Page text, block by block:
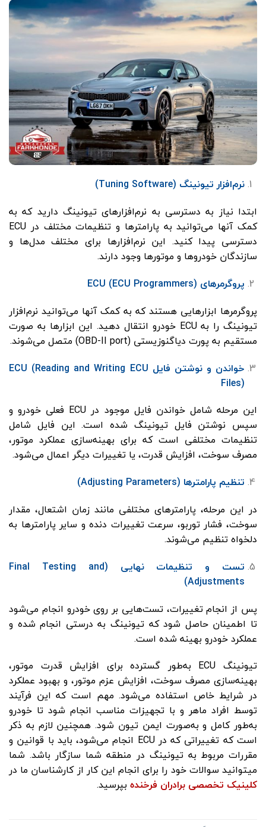
نرم‌افزار تیونینگ (Tuning Software)
ابتدا نیاز به دسترسی به نرم‌افزارهای تیونینگ دارید که به
کمک آنها می‌توانید به پارامترها و تنظیمات مختلف در ECU
دسترسی پیدا کنید. این نرم‌افزارها برای مختلف مدل‌ها و
سازندگان خودروها و موتورها وجود دارند.
پروگرمرهای ECU (ECU Programmers)
پروگرمرها ابزارهایی هستند که به کمک آنها می‌توانید نرم‌افزار
تیونینگ را به ECU خودرو انتقال دهید. این ابزارها به صورت
مستقیم به پورت دیاگنوزیستی (OBD-II port) متصل می‌شوند.
خواندن و نوشتن فایل ECU (Reading and Writing ECU
Files)
این مرحله شامل خواندن فایل موجود در ECU فعلی خودرو و
سپس نوشتن فایل تیونینگ شده است. این فایل شامل
تنظیمات مختلفی است که برای بهینه‌سازی عملکرد موتور،
مصرف سوخت، افزایش قدرت، یا تغییرات دیگر اعمال می‌شود.
تنظیم پارامترها (Adjusting Parameters)
در این مرحله، پارامترهای مختلفی مانند زمان اشتعال، مقدار
سوخت، فشار توربو، سرعت تغییرات دنده و سایر پارامترها به
دلخواه تنظیم می‌شوند.
تست و تنظیمات نهایی (Final Testing and
Adjustments)
پس از انجام تغییرات، تست‌هایی بر روی خودرو انجام می‌شود
تا اطمینان حاصل شود که تیونینگ به درستی انجام شده و
عملکرد خودرو بهینه شده است.
تیونینگ ECU به‌طور گسترده برای افزایش قدرت موتور،
بهینه‌سازی مصرف سوخت، افزایش عزم موتور، و بهبود عملکرد
در شرایط خاص استفاده می‌شود. مهم است که این فرآیند
توسط افراد ماهر و با تجهیزات مناسب انجام شود تا خودرو
به‌طور کامل و به‌صورت ایمن تیون شود. همچنین لازم به ذکر
است که تغییراتی که در ECU انجام می‌شود، باید با قوانین و
مقررات مربوط به تیونینگ در منطقه شما سازگار باشد. شما
میتوانید سوالات خود را برای انجام این کار از کارشناسان ما در
کلینیک تخصصی برادران فرخنده بپرسید.